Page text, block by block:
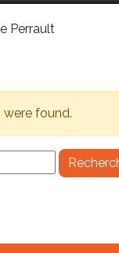
Perrault
were found.